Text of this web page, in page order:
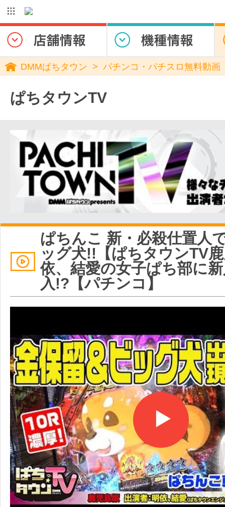
DMMぱちタウン パチンコ・パチスロ無料動画
ぱちタウンTV
ぱちんこ 新・必殺仕置人
ッグ犬!!【ぱちタウンTV
依、結愛の女子ぱち部に
入!?【パチンコ】